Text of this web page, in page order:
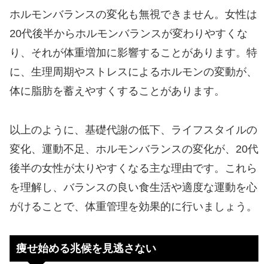
ホルモンバランスの変化も無視できません。女性は
20代後半からホルモンバランスが変わりやすくな
り、それが体重増加に影響することがあります。特
に、生理周期やストレスによるホルモンの変動が、
体に脂肪を蓄えやすくすることがあります。
以上のように、基礎代謝の低下、ライフスタイルの
変化、運動不足、ホルモンバランスの変化が、20代
後半の女性が太りやすくなる主な理由です。これら
を理解し、バランスの良い食生活や適度な運動を心
がけることで、体重管理を効果的に行いましょう。
痩せ始める兆候を見逃さない